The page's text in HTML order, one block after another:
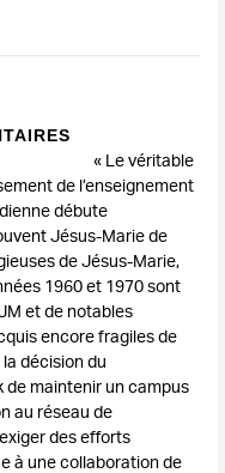
« Le véritable
de l’enseignement
débute
Jésus-Marie de
de Jésus-Marie,
1960 et 1970 sont
et de notables
encore fragiles de
décision du
maintenir un campus
au réseau de
des efforts
à une collaboration de